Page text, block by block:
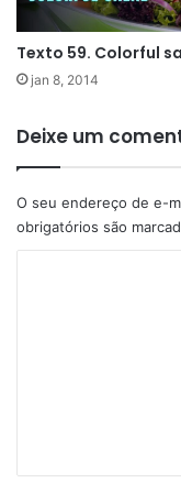
Texto 59. Colorful
jan 8, 2014
Deixe um
O seu endereço de e-
obrigatórios são